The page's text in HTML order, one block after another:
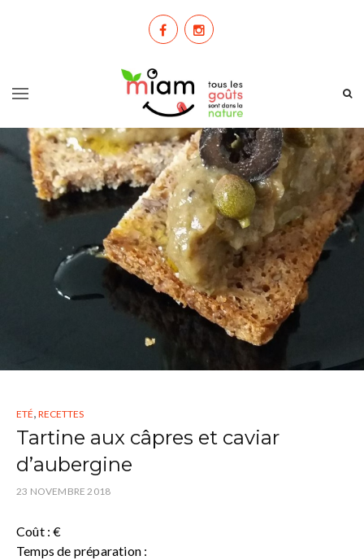
ETÉ, RECETTES
Tartine aux câpres et caviar
d’aubergine
23 NOVEMBRE 2018
Coût : €
Temps de préparation :